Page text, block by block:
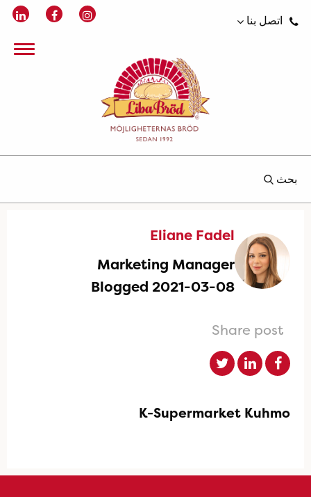
اتصل بنا
بحث
Eliane Fadel
Marketing Manager
Blogged 2021-03-08
Share post
K-Supermarket Kuhmo